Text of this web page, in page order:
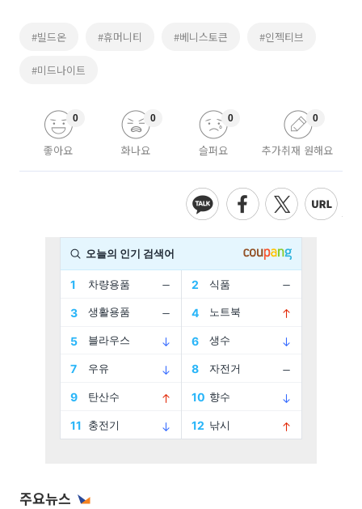
#빌드온 #휴머니티 #베니스토큰 #인젝티브
#미드나이트
좋아요
0
화나요
0
슬퍼요
0
추가취재 원해요
0
주요뉴스